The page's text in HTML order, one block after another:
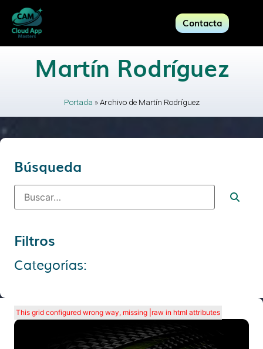
Contacta
Martín Rodríguez
Portada »Archivo de Martín Rodríguez
Búsqueda
Filtros
Categorías:
This grid configured wrong way, missing |raw in html attributes